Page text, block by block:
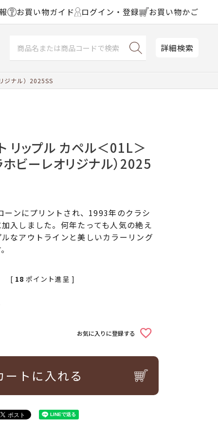
お買い物ガイド ログイン・登録 お買い物かご
詳細検索
ジナル）2025SS
リップル カペル＜01L＞
ビーレオリジナル）2025
ーンにプリントされ、1993年のクラシ
入しました。何年たっても人気の絶え
なアウトラインと美しいカラーリング
[ 18 ポイント進呈 ]
お気に入りに登録する
ートに入れる